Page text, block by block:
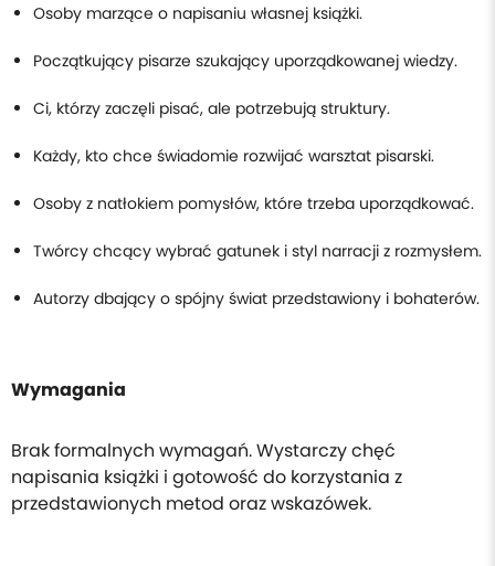
Osoby marzące o napisaniu własnej książki.
Początkujący pisarze szukający uporządkowanej wiedzy.
Ci, którzy zaczęli pisać, ale potrzebują struktury.
Każdy, kto chce świadomie rozwijać warsztat pisarski.
Osoby z natłokiem pomysłów, które trzeba uporządkować.
Twórcy chcący wybrać gatunek i styl narracji z rozmysłem.
Autorzy dbający o spójny świat przedstawiony i bohaterów.
Wymagania
Brak formalnych wymagań. Wystarczy chęć
napisania książki i gotowość do korzystania z
przedstawionych metod oraz wskazówek.